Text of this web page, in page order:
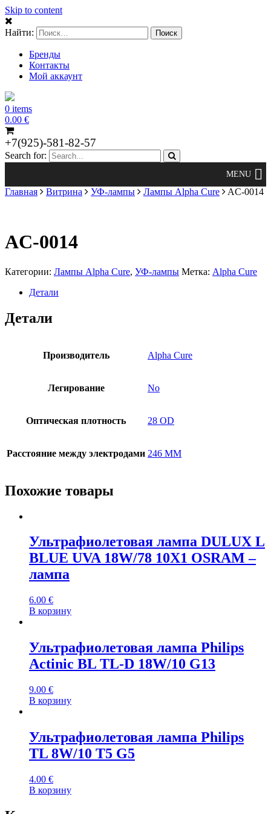
Skip to content
Найти:
Бренды
Контакты
Мой аккаунт
0 items
0.00 €
+7(925)-581-82-57
Search for:
Главная Витрина УФ-лампы Лампы Alpha Cure AC-0014
AC-0014
Категории: Лампы Alpha Cure, УФ-лампы Метка: Alpha Cure
Детали
Детали
Производитель Alpha Cure
Легирование No
Оптическая плотность 28 OD
Расстояние между электродами 246 MM
Похожие товары
Ультрафиолетовая лампа DULUX L
BLUE UVA 18W/78 10X1 OSRAM –
лампа
6.00 €
В корзину
Ультрафиолетовая лампа Philips
Actinic BL TL-D 18W/10 G13
9.00 €
В корзину
Ультрафиолетовая лампа Philips
TL 8W/10 T5 G5
4.00 €
В корзину